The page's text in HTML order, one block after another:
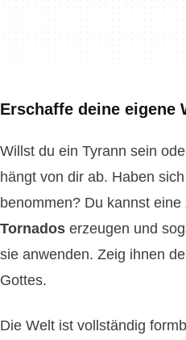
Erschaffe deine eigene
Willst du ein Tyrann sein
hängt von dir ab. Haben
benommen? Du kannst eine
Tornados erzeugen und
sie anwenden. Zeig ihnen
Gottes.
Die Welt ist vollständig